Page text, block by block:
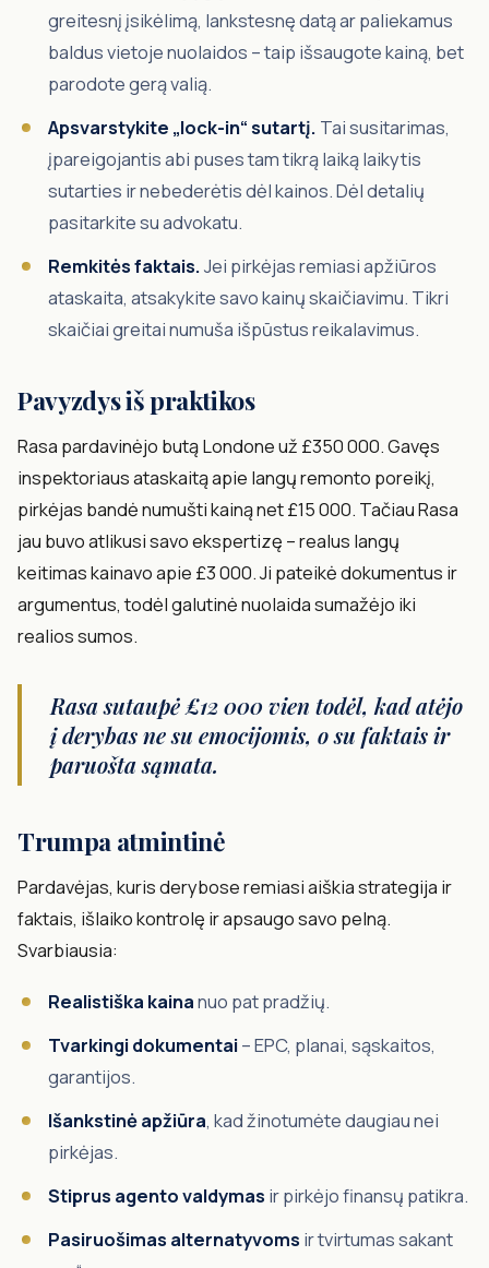
greitesnį įsikėlimą, lankstesnę datą ar paliekamus
baldus vietoje nuolaidos – taip išsaugote kainą, bet
parodote gerą valią.
Apsvarstykite „lock-in“ sutartį. Tai susitarimas,
įpareigojantis abi puses tam tikrą laiką laikytis
sutarties ir nebederėtis dėl kainos. Dėl detalių
pasitarkite su advokatu.
Remkitės faktais.Jei pirkėjas remiasi apžiūros
ataskaita, atsakykite savo kainų skaičiavimu. Tikri
skaičiai greitai numuša išpūstus reikalavimus.
Pavyzdys iš praktikos
Rasa pardavinėjo butą Londone už £350 000. Gavęs
inspektoriaus ataskaitą apie langų remonto poreikį,
pirkėjas bandė numušti kainą net £15 000. Tačiau Rasa
jau buvo atlikusi savo ekspertizę – realus langų
keitimas kainavo apie £3 000. Ji pateikė dokumentus ir
argumentus, todėl galutinė nuolaida sumažėjo iki
realios sumos.
Rasa sutaupė £12 000 vien todėl, kad atėjo
į derybas ne su emocijomis, o su faktais ir
paruošta sąmata.
Trumpa atmintinė
Pardavėjas, kuris derybose remiasi aiškia strategija ir
faktais, išlaiko kontrolę ir apsaugo savo pelną.
Svarbiausia:
Realistiška kainanuo pat pradžių.
Tvarkingi dokumentai– EPC, planai, sąskaitos,
garantijos.
Išankstinė apžiūra, kad žinotumėte daugiau nei
pirkėjas.
Stiprus agento valdymas ir pirkėjo finansų patikra.
Pasiruošimas alternatyvoms ir tvirtumas sakant